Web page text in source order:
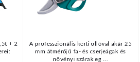
+ 2
A professzionális kerti ollóval akár 25
mm átmérőjű fa- és cserjeágak és
növényi szárak eg ...